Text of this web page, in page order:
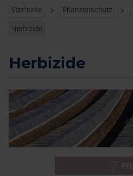
Startseite Pflanzenschutz
Herbizide
Herbizide